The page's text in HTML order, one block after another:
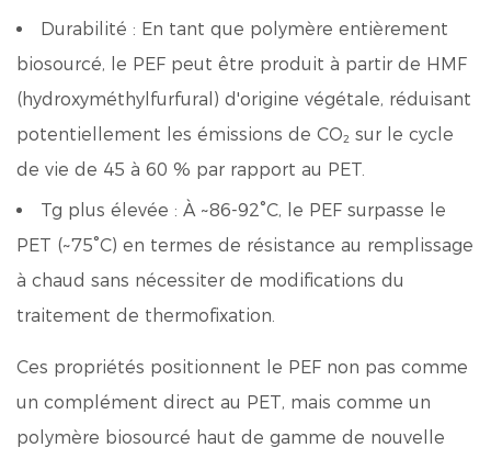
Durabilité : En tant que polymère entièrement
biosourcé, le PEF peut être produit à partir de HMF
(hydroxyméthylfurfural) d'origine végétale, réduisant
potentiellement les émissions de CO₂ sur le cycle
de vie de 45 à 60 % par rapport au PET.
Tg plus élevée : À ~86-92°C, le PEF surpasse le
PET (~75°C) en termes de résistance au remplissage
à chaud sans nécessiter de modifications du
traitement de thermofixation.
Ces propriétés positionnent le PEF non pas comme
un complément direct au PET, mais comme un
polymère biosourcé haut de gamme de nouvelle